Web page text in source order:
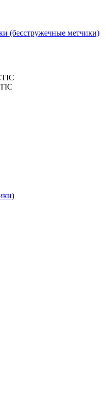
(бесстружечные метчики)